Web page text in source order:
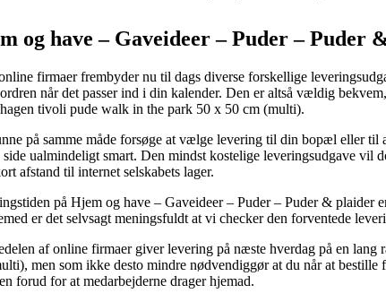
og have – Gaveideer – Puder – Puder
firmaer frembyder nu til dags diverse forskellige
når det passer ind i din kalender. Den er altså vældig
tivoli pude walk in the park 50 x 50 cm (multi).
på samme måde forsøge at vælge levering til din bopæl eller til
side ualmindeligt smart. Den mindst kostelige leveringsudgave vil
afstand til internet selskabets lager.
på Hjem og have – Gaveideer – Puder – Puder &
er det selvsagt meningsfuldt at vi checker den forventede
af online firmaer giver levering på næste hverdag på en
men som ikke desto mindre nødvendiggør at du når at
forud for at medarbejderne drager hjemad.